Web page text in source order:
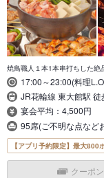
焼鳥職人１本1本串打ちした絶
17:00～23:00(料理
JR花輪線 東大館駅
宴会平均：4,500円
95席(ご不明な点など
【アプリ予約限定】最大800
クーポン